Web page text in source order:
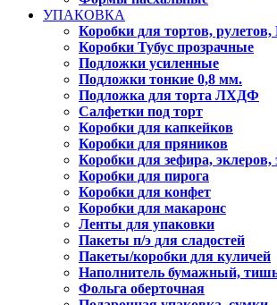
УПАКОВКА
Коробки для тортов, рулетов,
Коробки Тубус прозрачные
Подложки усиленные
Подложки тонкие 0,8 мм.
Подложка для торта ЛХДФ
Салфетки под торт
Коробки для капкейков
Коробки для пряников
Коробки для зефира, эклеров,
Коробки для пирога
Коробки для конфет
Коробки для макаронс
Ленты для упаковки
Пакеты п/э для сладостей
Пакеты/коробки для куличей
Наполнитель бумажный,
Фольга оберточная